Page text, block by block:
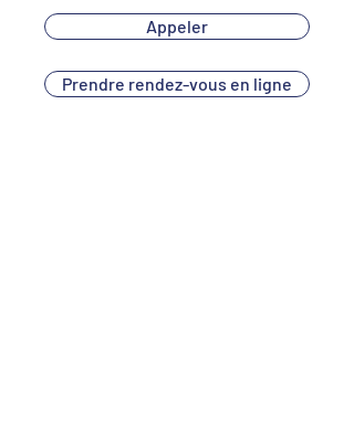
Appeler
Prendre rendez-vous en ligne